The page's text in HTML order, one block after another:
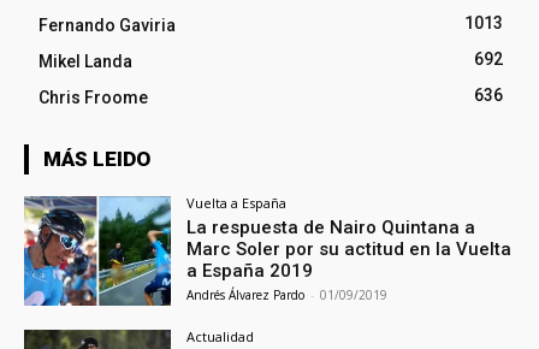
Fernando Gaviria
1013
Mikel Landa
692
Chris Froome
636
MÁS LEIDO
Vuelta a España
La respuesta de Nairo Quintana a
Marc Soler por su actitud en la Vuelta
a España 2019
Andrés Álvarez Pardo - 01/09/2019
Actualidad